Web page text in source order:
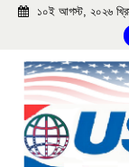
১০ই আগস্ট, ২০২৬